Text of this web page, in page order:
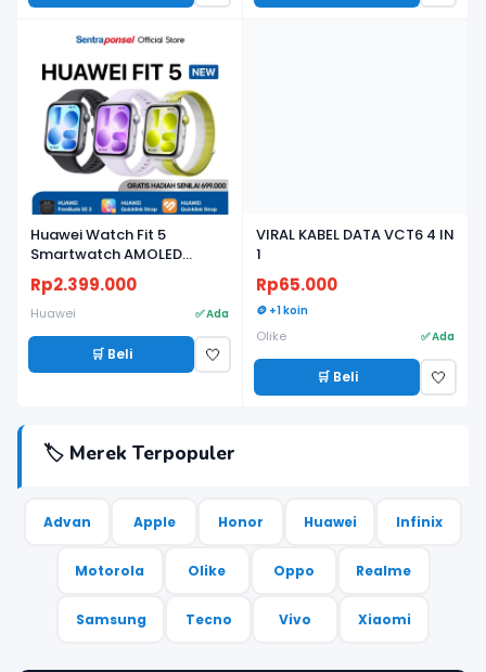
Huawei Watch Fit 5
Smartwatch AMOLED
Ringan, Baterai Tahan
Lama, Fitness & Health
Tracker - Garansi Resmi
Rp2.399.000
Huawei ✅ Ada
🛒 Beli 🤍
VIRAL KABEL DATA VCT6 4 IN
1
Rp65.000
🪙 +1 koin
Olike ✅ Ada
🛒 Beli 🤍
🏷️ Merek Terpopuler
Advan Apple Honor Huawei Infinix
Motorola Olike Oppo Realme
Samsung Tecno Vivo Xiaomi